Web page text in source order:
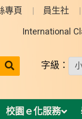
專頁 員生社
International
送出 字級：
校園ｅ化服務